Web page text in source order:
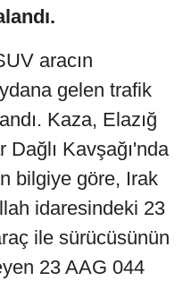
aracın
gelen trafik
Kaza, Elazığ
Kavşağı'nda
bilgiye göre, Irak
idaresindeki 23
ile sürücüsünün
23 AAG 044